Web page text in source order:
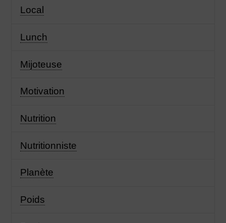
Local
Lunch
Mijoteuse
Motivation
Nutrition
Nutritionniste
Planète
Poids